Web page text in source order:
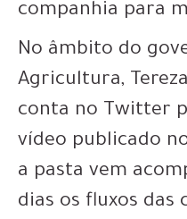
companhia para
No âmbito do
Agricultura,
conta no Twitter
vídeo publicado
a pasta vem
dias os fluxos das